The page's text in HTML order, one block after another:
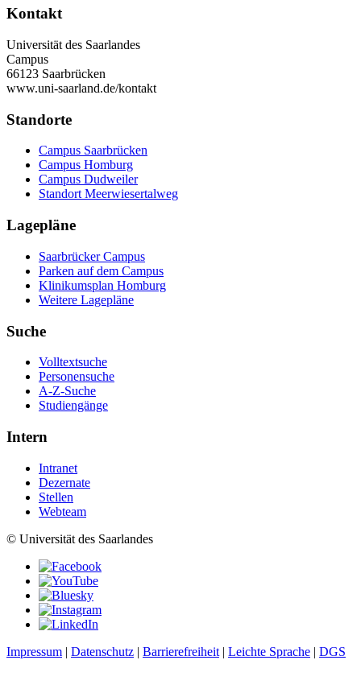
Kontakt
Universität des Saarlandes
Campus
66123 Saarbrücken
www.uni-saarland.de/kontakt
Standorte
Campus Saarbrücken
Campus Homburg
Campus Dudweiler
Standort Meerwiesertalweg
Lagepläne
Saarbrücker Campus
Parken auf dem Campus
Klinikumsplan Homburg
Weitere Lagepläne
Suche
Volltextsuche
Personensuche
A-Z-Suche
Studiengänge
Intern
Intranet
Dezernate
Stellen
Webteam
© Universität des Saarlandes
Impressum | Datenschutz | Barrierefreiheit | Leichte Sprache | DGS